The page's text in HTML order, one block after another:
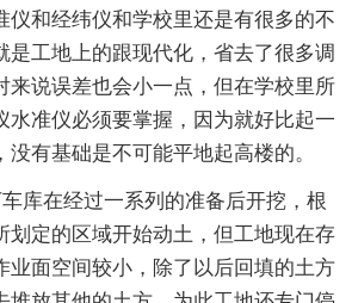
仪和经纬仪和学校里还是有很多的不
是工地上的跟现代化，省去了很多调
来说误差也会小一点，但在学校里所
水准仪必须要掌握，因为就好比起一
有基础是不可能平地起高楼的。
库在经过一系列的准备后开挖，根
划定的区域开始动土，但工地现在存
业面空间较小，除了以后回填的土方